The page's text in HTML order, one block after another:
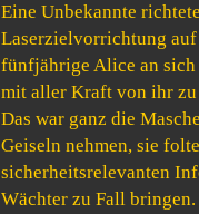
Eine Unbekannte
Laserzielvorrichtung auf
fünfjährige Alice an sich
mit aller Kraft von ihr
Das war ganz die
Geiseln nehmen, sie
sicherheitsrelevanten
Wächter zu Fall bringen.